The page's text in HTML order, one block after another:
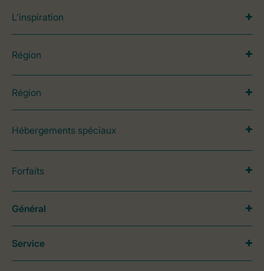
L’inspiration
Région
Région
Hébergements spéciaux
Forfaits
Général
Service